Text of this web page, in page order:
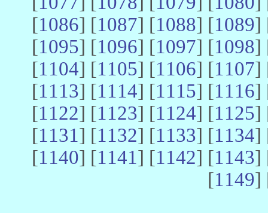
[1086] [1087] [1088] [1089]
[1095] [1096] [1097] [1098]
[1104] [1105] [1106] [1107]
[1113] [1114] [1115] [1116]
[1122] [1123] [1124] [1125]
[1131] [1132] [1133] [1134]
[1140] [1141] [1142] [1143]
[1149]